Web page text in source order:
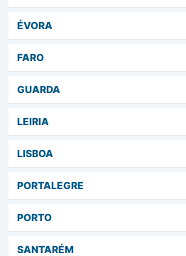
ÉVORA
FARO
GUARDA
LEIRIA
LISBOA
PORTALEGRE
PORTO
SANTARÉM